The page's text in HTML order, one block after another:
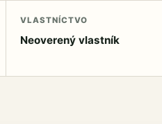
VLASTNÍCTVO
Neoverený vlastník